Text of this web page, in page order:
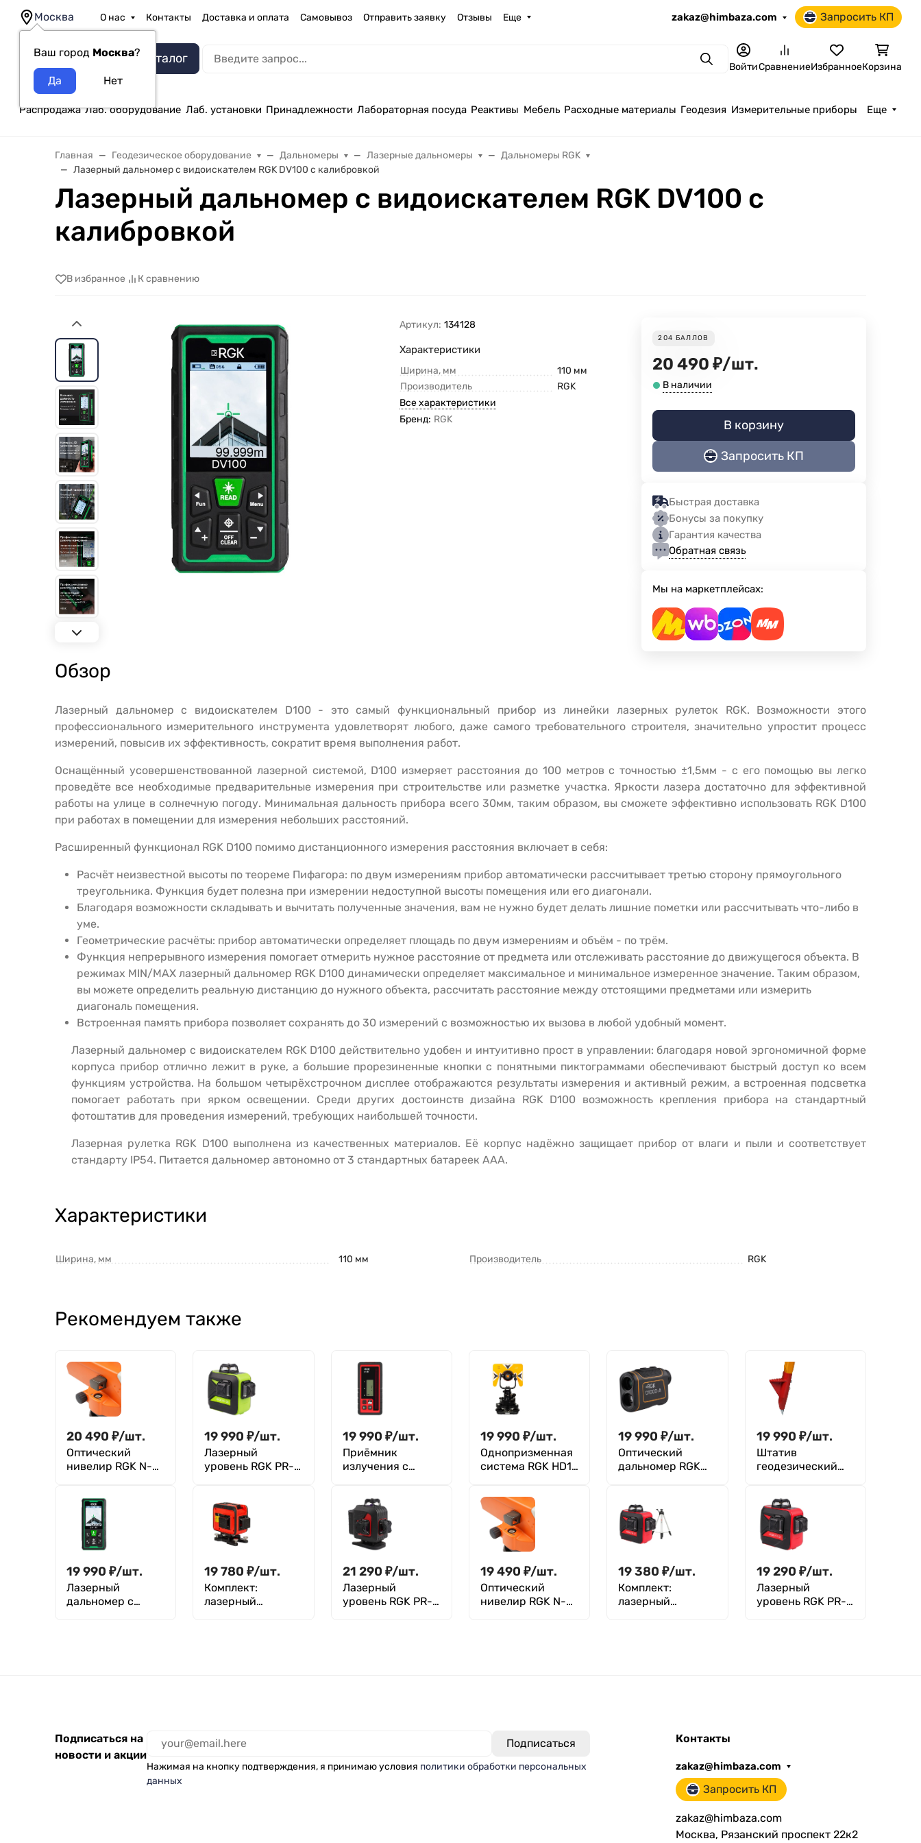
Москва
Ваш город Москва?
О нас Контакты Доставка и оплата Самовывоз Отправить заявку Отзывы Еще zakaz@himbaza.com Запросить КП
Каталог ПоискВойтиСравнениеИзбранноеКорзина
Распродажа Лаб. оборудование Лаб. установки Принадлежности Лабораторная посуда Реактивы Мебель Расходные материалы Геодезия Измерительные приборы Еще
Главная Геодезическое оборудование Дальномеры Лазерные дальномеры
Дальномеры RGK
Лазерный дальномер с видоискателем RGK DV100 с калибровкой
Лазерный дальномер с видоискателем RGK DV100 с
калибровкой
В избранное К сравнению
Артикул: 134128
Характеристики
Ширина, мм
110 мм
Производитель
RGK
Все характеристики
Бренд: RGK
204 БАЛЛОВ
20 490 ₽/шт.
В наличии
В корзину
Запросить КП
Быстрая доставка
Бонусы за покупку
Гарантия качества
Обратная связь
Мы на маркетплейсах:
Обзор
Лазерный дальномер с видоискателем D100 - это самый функциональный прибор из линейки лазерных рулеток RGK. Возможности этого
профессионального измерительного инструмента удовлетворят любого, даже самого требовательного строителя, значительно упростит процесс
измерений, повысив их эффективность, сократит время выполнения работ.
Оснащённый усовершенствованной лазерной системой, D100 измеряет расстояния до 100 метров с точностью ±1,5мм - с его помощью вы легко
проведёте все необходимые предварительные измерения при строительстве или разметке участка. Яркости лазера достаточно для эффективной
работы на улице в солнечную погоду. Минимальная дальность прибора всего 30мм, таким образом, вы сможете эффективно использовать RGK D100
при работах в помещении для измерения небольших расстояний.
Расширенный функционал RGK D100 помимо дистанционного измерения расстояния включает в себя:
Расчёт неизвестной высоты по теореме Пифагора: по двум измерениям прибор автоматически рассчитывает третью сторону прямоугольного
треугольника. Функция будет полезна при измерении недоступной высоты помещения или его диагонали.
Благодаря возможности складывать и вычитать полученные значения, вам не нужно будет делать лишние пометки или рассчитывать что-либо в
уме.
Геометрические расчёты: прибор автоматически определяет площадь по двум измерениям и объём - по трём.
Функция непрерывного измерения помогает отмерить нужное расстояние от предмета или отслеживать расстояние до движущегося объекта. В
режимах MIN/MAX лазерный дальномер RGK D100 динамически определяет максимальное и минимальное измеренное значение. Таким образом,
вы можете определить реальную дистанцию до нужного объекта, рассчитать расстояние между отстоящими предметами или измерить
диагональ помещения.
Встроенная память прибора позволяет сохранять до 30 измерений с возможностью их вызова в любой удобный момент.
Лазерный дальномер с видоискателем RGK D100 действительно удобен и интуитивно прост в управлении: благодаря новой эргономичной форме
корпуса прибор отлично лежит в руке, а большие прорезиненные кнопки с понятными пиктограммами обеспечивают быстрый доступ ко всем
функциям устройства. На большом четырёхстрочном дисплее отображаются результаты измерения и активный режим, а встроенная подсветка
помогает работать при ярком освещении. Среди других достоинств дизайна RGK D100 возможность крепления прибора на стандартный
фотоштатив для проведения измерений, требующих наибольшей точности.
Лазерная рулетка RGK D100 выполнена из качественных материалов. Её корпус надёжно защищает прибор от влаги и пыли и соответствует
стандарту IP54. Питается дальномер автономно от 3 стандартных батареек ААА.
Характеристики
Ширина, мм 110 мм Производитель RGK
Рекомендуем также
20 490 ₽/шт.
Оптический
нивелир RGK N-
19 990 ₽/шт.
Лазерный
уровень RGK PR-
19 990 ₽/шт.
Приёмник
излучения с
относительной
высоты для
ротационных
нивелиров с
RGK LD-88
19 990 ₽/шт.
Однопризменная
система RGK HD18
19 990 ₽/шт.
Оптический
дальномер RGK
19 990 ₽/шт.
Штатив
геодезический
RGK ST15
19 990 ₽/шт.
Лазерный
дальномер с
19 780 ₽/шт.
Комплект:
лазерный
21 290 ₽/шт.
Лазерный
уровень RGK PR-
19 490 ₽/шт.
Оптический
нивелир RGK N-
19 380 ₽/шт.
Комплект:
лазерный
19 290 ₽/шт.
Лазерный
уровень RGK PR-
Подписаться на
новости и акции
Нажимая на кнопку подтверждения, я принимаю условия политики обработки персональных
данных
Контакты
zakaz@himbaza.com
Запросить КП
zakaz@himbaza.com
Москва, Рязанский проспект 22к2